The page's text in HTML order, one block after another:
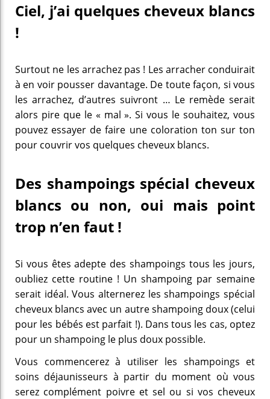
Ciel, j’ai quelques cheveux blancs
!
Surtout ne les arrachez pas ! Les arracher conduirait
à en voir pousser davantage. De toute façon, si vous
les arrachez, d’autres suivront … Le remède serait
alors pire que le « mal ». Si vous le souhaitez, vous
pouvez essayer de faire une coloration ton sur ton
pour couvrir vos quelques cheveux blancs.
Des shampoings spécial cheveux
blancs ou non, oui mais point
trop n’en faut !
Si vous êtes adepte des shampoings tous les jours,
oubliez cette routine ! Un shampoing par semaine
serait idéal. Vous alternerez les shampoings spécial
cheveux blancs avec un autre shampoing doux (celui
pour les bébés est parfait !). Dans tous les cas, optez
pour un shampoing le plus doux possible.
Vous commencerez à utiliser les shampoings et
soins déjaunisseurs à partir du moment où vous
serez complément poivre et sel ou si vos cheveux